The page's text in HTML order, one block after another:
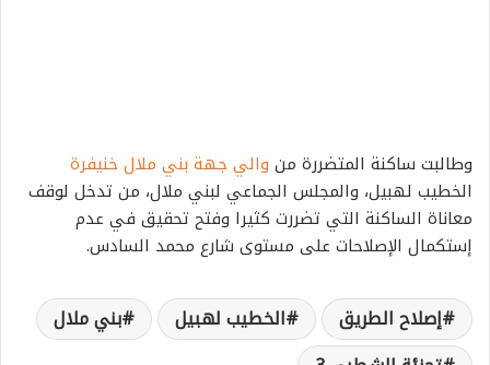
وطالبت ساكنة المتضررة من والي جهة بني ملال خنيفرة
الخطيب لهبيل، والمجلس الجماعي لبني ملال، من تدخل لوقف
معاناة الساكنة التي تضررت كثيرا وفتح تحقيق في عدم
إستكمال الإصلاحات على مستوى شارع محمد السادس.
إصلاح الطريق الخطيب لهبيل
بني ملال